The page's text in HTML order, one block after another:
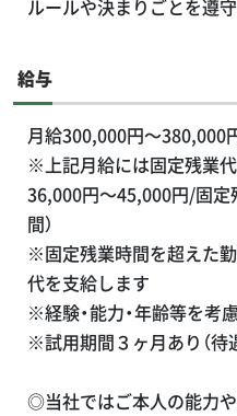
ルールや決まりごとを遵
給与
月給300,000円～380,000
※上記月給には固定残業
36,000円～45,000円/固定
間）
※固定残業時間を超えた
代を支給します
※経験・能力・年齢等を考
※試用期間３ヶ月あり（待
◎当社ではご本人の能力